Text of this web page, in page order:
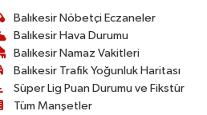
Balıkesir Nöbetçi Eczaneler
Balıkesir Hava Durumu
Balıkesir Namaz Vakitleri
Balıkesir Trafik Yoğunluk Haritası
Süper Lig Puan Durumu ve Fikstür
Tüm Manşetler